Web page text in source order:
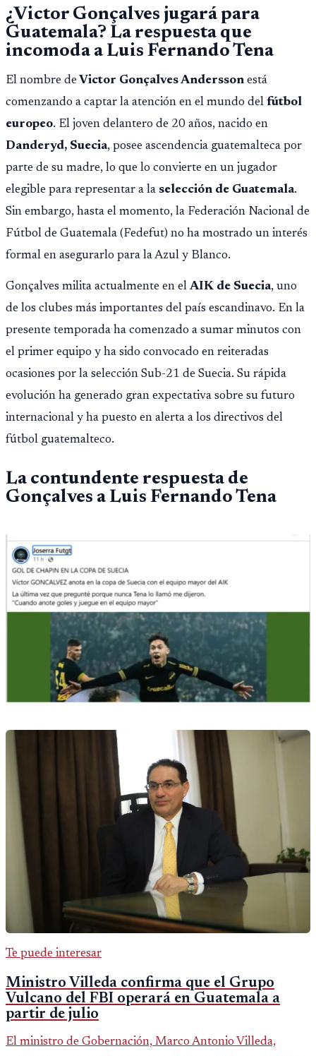
¿Victor Gonçalves jugará para
Guatemala? La respuesta que
incomoda a Luis Fernando Tena
El nombre de Victor Gonçalves Andersson está
comenzando a captar la atención en el mundo del fútbol
europeo. El joven delantero de 20 años, nacido en
Danderyd, Suecia, posee ascendencia guatemalteca por
parte de su madre, lo que lo convierte en un jugador
elegible para representar a la selección de Guatemala.
Sin embargo, hasta el momento, la Federación Nacional de
Fútbol de Guatemala (Fedefut) no ha mostrado un interés
formal en asegurarlo para la Azul y Blanco.
Gonçalves milita actualmente en elAIK de Suecia, uno
de los clubes más importantes del país escandinavo. En la
presente temporada ha comenzado a sumar minutos con
el primer equipo y ha sido convocado en reiteradas
ocasiones por la selección Sub-21 de Suecia. Su rápida
evolución ha generado gran expectativa sobre su futuro
internacional y ha puesto en alerta a los directivos del
fútbol guatemalteco.
La contundente respuesta de
Gonçalves a Luis Fernando Tena
Te puede interesar
Ministro Villeda confirma que el Grupo
Vulcano del FBI operará en Guatemala a
partir de julio
El ministro de Gobernación, Marco Antonio Villeda,